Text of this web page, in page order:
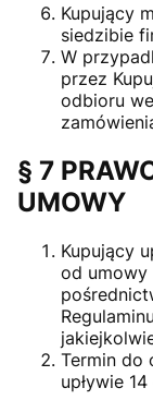
Kupujący
siedzibie
W
przez
odbioru
§ 7
UMOWY
Kupujący
od umowy
Termin do
upływie